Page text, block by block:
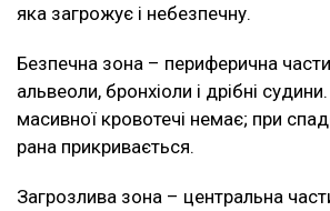
яка загрожує і небезпечну.
Безпечна зона – периферична
альвеоли, бронхіоли і дрібні
масивної кровотечі немає; при
рана прикривається.
Загрозлива зона – центральна